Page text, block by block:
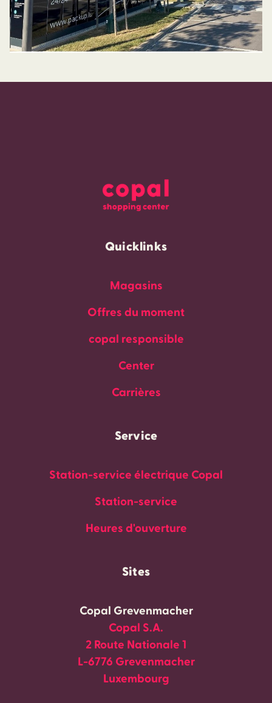
Quicklinks
Magasins
Offres du moment
copal responsible
Center
Carrières
Service
Station-service électrique Copal
Station-service
Heures d'ouverture
Sites
Copal Grevenmacher
Copal S.A.
2 Route Nationale 1
L-6776 Grevenmacher
Luxembourg